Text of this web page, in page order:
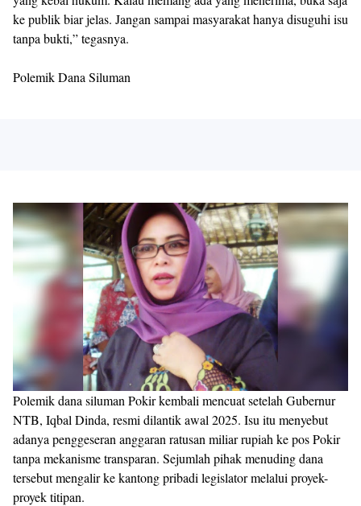
ke publik biar jelas. Jangan sampai masyarakat hanya disuguhi isu
tanpa bukti,” tegasnya.
Polemik Dana Siluman
Polemik dana siluman Pokir kembali mencuat setelah Gubernur
NTB, Iqbal Dinda, resmi dilantik awal 2025. Isu itu menyebut
adanya penggeseran anggaran ratusan miliar rupiah ke pos Pokir
tanpa mekanisme transparan. Sejumlah pihak menuding dana
tersebut mengalir ke kantong pribadi legislator melalui proyek-
proyek titipan.